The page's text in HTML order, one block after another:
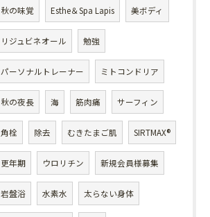
秋の味覚 Esthe＆Spa Lapis 美ボディ
リジュビネオール 勉強
パーソナルトレーナー ミトコンドリア
秋の夜長 海 筋肉痛 サーフィン
角栓 除去 むきたまご肌 SIRTMAX®
更年期 ウロリチン 新規会員様募集
岩盤浴 水素水 太らない身体